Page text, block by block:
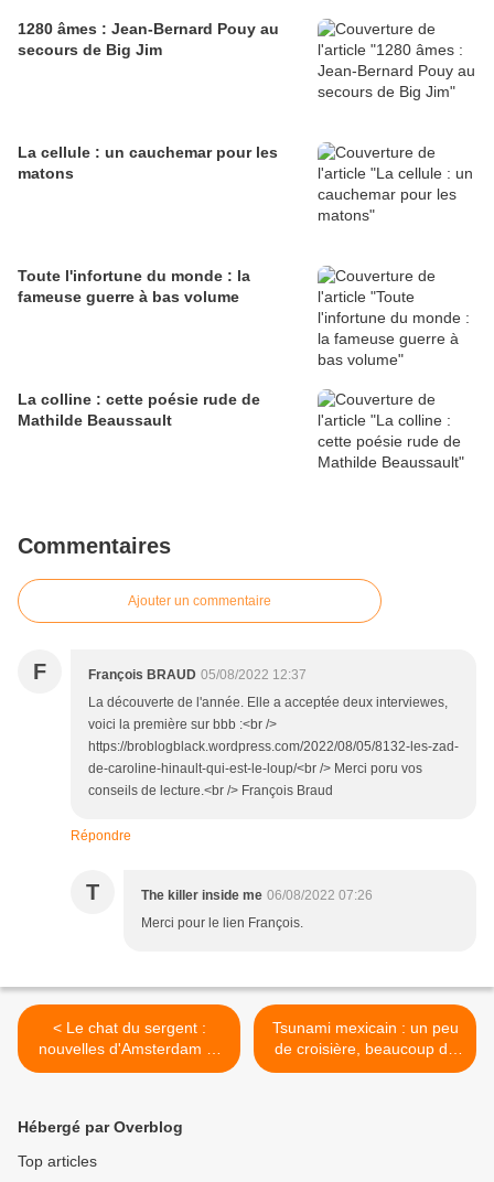
1280 âmes : Jean-Bernard Pouy au
secours de Big Jim
La cellule : un cauchemar pour les
matons
Toute l'infortune du monde : la
fameuse guerre à bas volume
La colline : cette poésie rude de
Mathilde Beaussault
Commentaires
Ajouter un commentaire
F François BRAUD 05/08/2022 12:37
La découverte de l'année. Elle a acceptée deux interviewes,
voici la première sur bbb :<br />
https://broblogblack.wordpress.com/2022/08/05/8132-les-zad-
de-caroline-hinault-qui-est-le-loup/<br /> Merci poru vos
conseils de lecture.<br /> François Braud
Répondre
T The killer inside me 06/08/2022 07:26
Merci pour le lien François.
< Le chat du sergent :
nouvelles d'Amsterdam et
du monde
Tsunami mexicain : un peu
de croisière, beaucoup de
machette >
Hébergé par Overblog
Top articles